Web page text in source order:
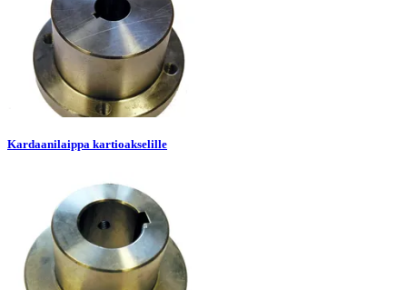
Kardaanilaippa kartioakselille